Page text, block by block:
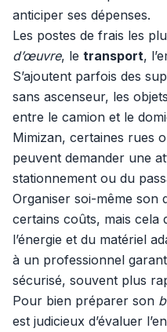
anticiper ses dépenses.
Les postes de frais les
d’œuvre, le transport,
S’ajoutent parfois des
sans ascenseur, les
entre le camion et le
Mimizan, certaines rues
peuvent demander une
stationnement ou du
Organiser soi-même son
certains coûts, mais cela
l’énergie et du matériel
à un professionnel
sécurisé, souvent plus
Pour bien préparer son
est judicieux d’évaluer